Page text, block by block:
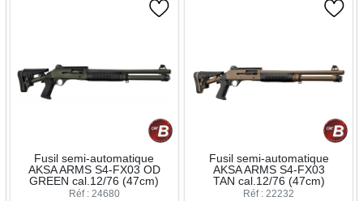
Fusil semi-automatique
AKSA ARMS S4-FX03 OD
GREEN cal.12/76 (47cm)
Réf : 24680
Fusil semi-automatique
AKSA ARMS S4-FX03
TAN cal.12/76 (47cm)
Réf : 22232